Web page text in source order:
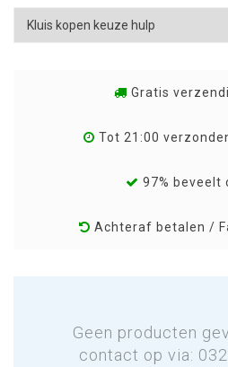
Gratis
Tot 21:00
97% beveelt
Achteraf betalen /
Geen producten
contact op via: